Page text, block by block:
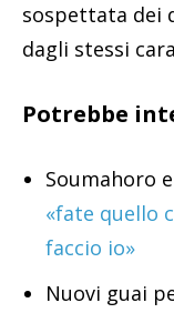
sospettata dei
dagli stessi
Potrebbe
Soumahoro
«fate quello
faccio io»
Nuovi guai